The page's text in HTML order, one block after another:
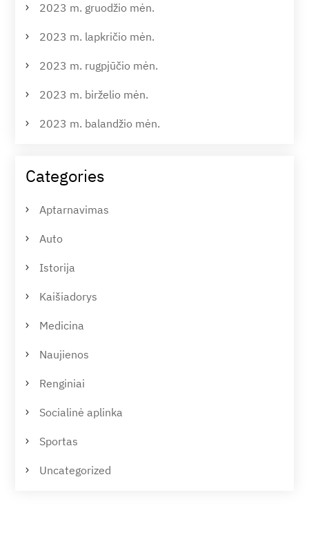
2023 m. gruodžio mėn.
2023 m. lapkričio mėn.
2023 m. rugpjūčio mėn.
2023 m. birželio mėn.
2023 m. balandžio mėn.
Categories
Aptarnavimas
Auto
Istorija
Kaišiadorys
Medicina
Naujienos
Renginiai
Socialinė aplinka
Sportas
Uncategorized